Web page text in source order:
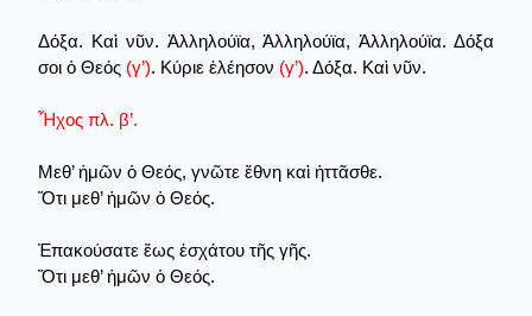
Δόξα. Καὶ νῦν. Ἀλληλούϊα, Ἀλληλούϊα, Ἀλληλούϊα. Δόξα
σοι ὁ Θεός (γ’). Κύριε ἐλέησον (γ’). Δόξα. Καὶ νῦν.
Ἦχος πλ. β’.
Μεθ’ ἡμῶν ὁ Θεός, γνῶτε ἔθνη καὶ ἡττᾶσθε.
Ὅτι μεθ’ ἡμῶν ὁ Θεός.
Ἐπακούσατε ἕως ἐσχάτου τῆς γῆς.
Ὅτι μεθ’ ἡμῶν ὁ Θεός.